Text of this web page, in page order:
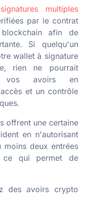
multiples
par le contrat
afin de
Si quelqu'un
wallet à signature
rien ne pourrait
vos avoirs en
et un contrôle
offrent une certaine
en n'autorisant
deux entrées
ce qui permet de
des avoirs crypto